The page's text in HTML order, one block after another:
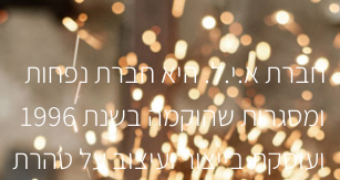
חברת א.י.ל. היא חברת נפחות
ומסגרות שהוקמה בשנת 1996
ועוסקת בייצור ועיצוב על טהרת